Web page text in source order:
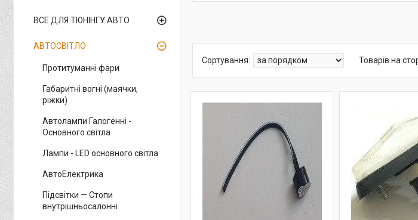
ВСЕ ДЛЯ ТЮНІНГУ АВТО
АВТОСВІТЛО
Протитуманні фари
Габаритні вогні (маячки,
ріжки)
Автолампи Галогенні -
Основного світла
Лампи - LED основного світла
АвтоЕлектрика
Підсвітки — Стопи
внутрішньосалонні